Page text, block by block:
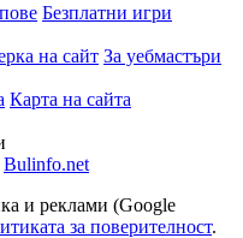
Безплатни игри
на сайт За уебмастъри
Карта на сайта
Bulinfo.net
и реклами (Google
за поверителност.